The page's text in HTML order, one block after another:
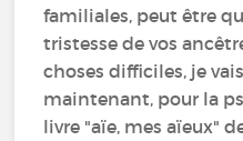
familiales, peut être
tristesse de vos
choses difficiles, je
maintenant, pour la
livre "aïe, mes aïeux"